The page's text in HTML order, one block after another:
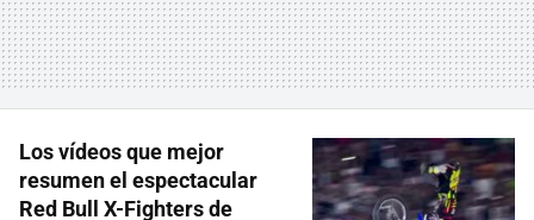
Los vídeos que mejor
resumen el espectacular
Red Bull X-Fighters de